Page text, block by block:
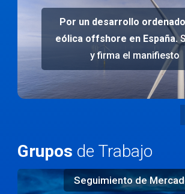
Por un desarrollo
eólica offshore en España.
y firma el manifiesto
Grupos de Trabajo
Seguimiento de